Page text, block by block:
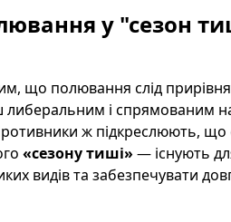
у "сезон
що полювання слід
либеральним і спрямованим
ж підкреслюють, що
«сезону тиші»— існують
видів та забезпечувати